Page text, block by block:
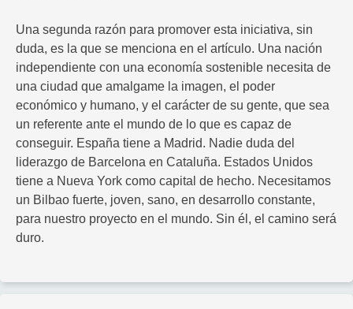
Una segunda razón para promover esta iniciativa, sin
duda, es la que se menciona en el artículo. Una nación
independiente con una economía sostenible necesita de
una ciudad que amalgame la imagen, el poder
económico y humano, y el carácter de su gente, que sea
un referente ante el mundo de lo que es capaz de
conseguir. España tiene a Madrid. Nadie duda del
liderazgo de Barcelona en Cataluña. Estados Unidos
tiene a Nueva York como capital de hecho. Necesitamos
un Bilbao fuerte, joven, sano, en desarrollo constante,
para nuestro proyecto en el mundo. Sin él, el camino será
duro.